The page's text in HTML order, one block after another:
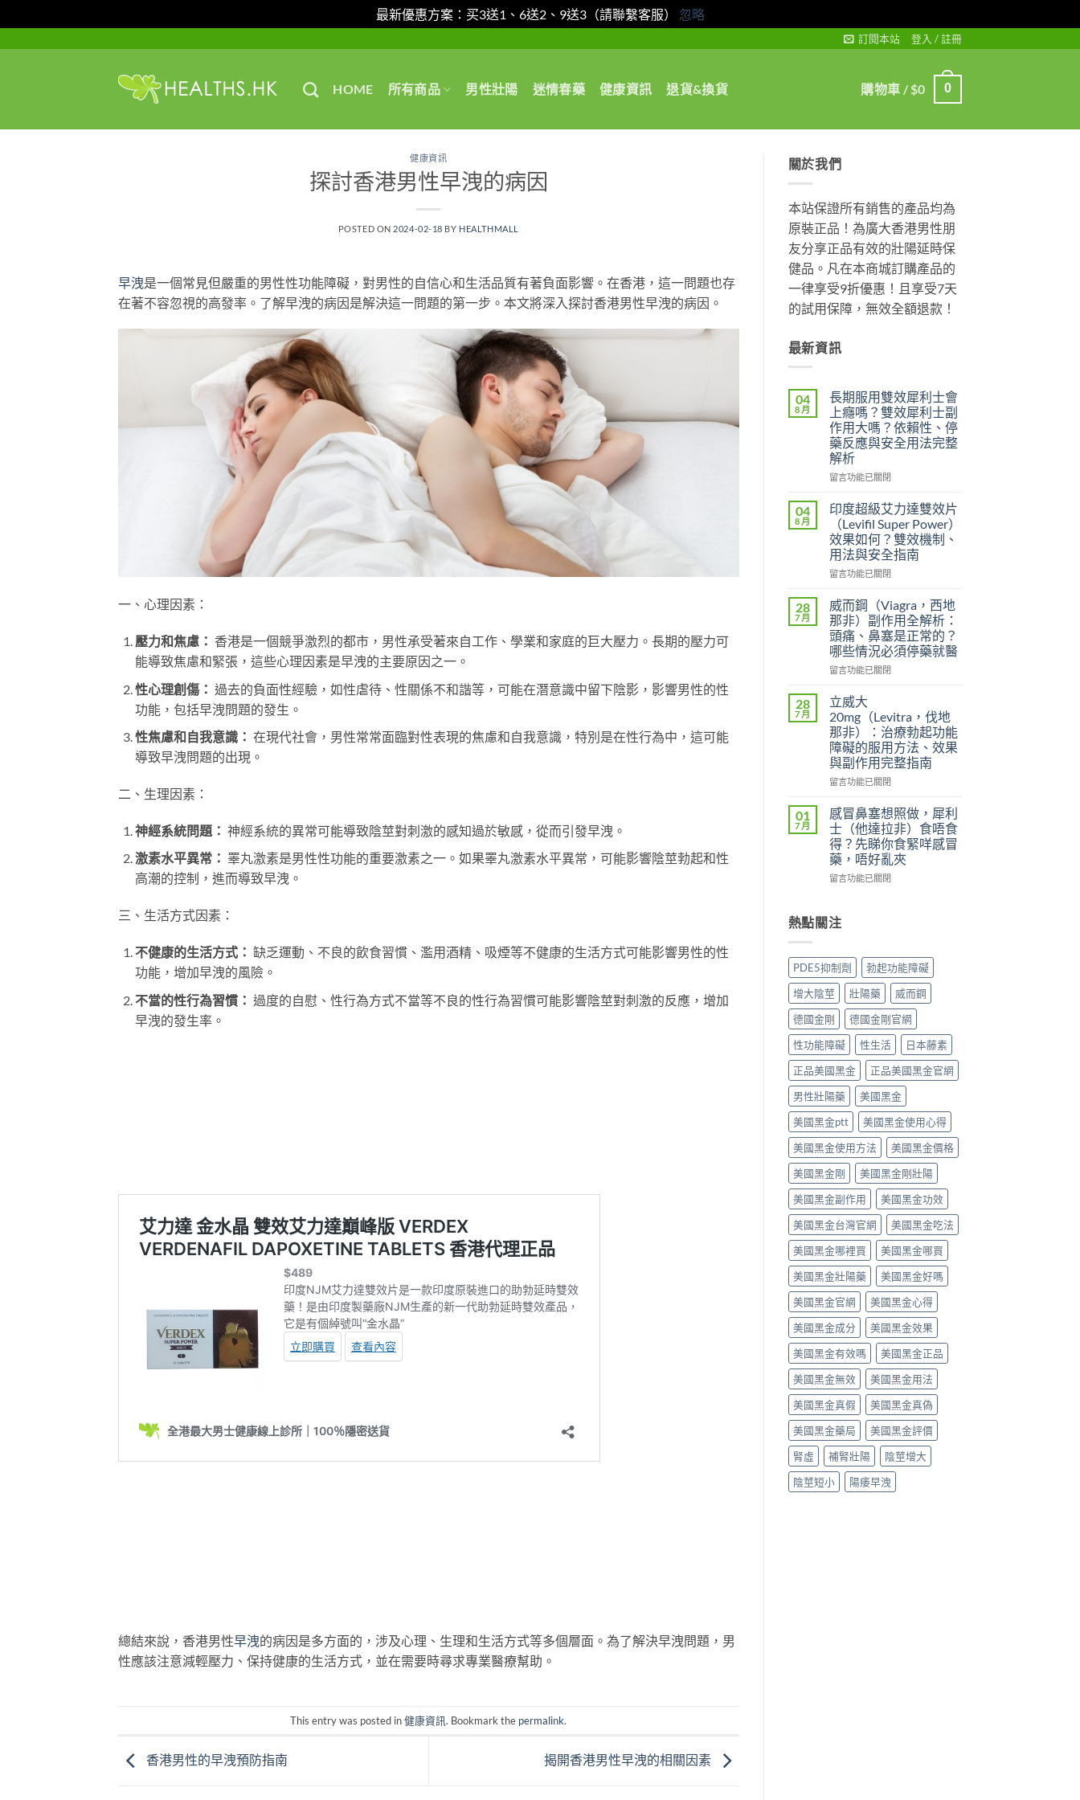
最新優惠方案：买3送1、6送2、9送3（請聯繫客服） 忽略
訂閱本站 登入 / 註冊
HOME 所有商品 男性壯陽 迷情春藥 健康資訊 退貨&換貨 購物車 /$0 0
健康資訊
探討香港男性早洩的病因
POSTED ON 2024-02-18 BY HEALTHMALL
早洩是一個常見但嚴重的男性性功能障礙，對男性的自信心和生活品質有著負面影響。在香港，這一問題也存
在著不容忽視的高發率。了解早洩的病因是解決這一問題的第一步。本文將深入探討香港男性早洩的病因。
一、心理因素：
壓力和焦慮： 香港是一個競爭激烈的都市，男性承受著來自工作、學業和家庭的巨大壓力。長期的壓力可
能導致焦慮和緊張，這些心理因素是早洩的主要原因之一。
性心理創傷： 過去的負面性經驗，如性虐待、性關係不和諧等，可能在潛意識中留下陰影，影響男性的性
功能，包括早洩問題的發生。
性焦慮和自我意識： 在現代社會，男性常常面臨對性表現的焦慮和自我意識，特別是在性行為中，這可能
導致早洩問題的出現。
二、生理因素：
神經系統問題： 神經系統的異常可能導致陰莖對刺激的感知過於敏感，從而引發早洩。
激素水平異常： 睪丸激素是男性性功能的重要激素之一。如果睪丸激素水平異常，可能影響陰莖勃起和性
高潮的控制，進而導致早洩。
三、生活方式因素：
不健康的生活方式： 缺乏運動、不良的飲食習慣、濫用酒精、吸煙等不健康的生活方式可能影響男性的性
功能，增加早洩的風險。
不當的性行為習慣： 過度的自慰、性行為方式不當等不良的性行為習慣可能影響陰莖對刺激的反應，增加
早洩的發生率。
總結來說，香港男性早洩的病因是多方面的，涉及心理、生理和生活方式等多個層面。為了解決早洩問題，男
性應該注意減輕壓力、保持健康的生活方式，並在需要時尋求專業醫療幫助。
This entry was posted in健康資訊. Bookmark the permalink.
香港男性的早洩預防指南 揭開香港男性早洩的相關因素
關於我們
本站保證所有銷售的產品均為
原裝正品！為廣大香港男性朋
友分享正品有效的壯陽延時保
健品。凡在本商城訂購產品的
一律享受9折優惠！且享受7天
的試用保障，無效全額退款！
最新資訊
04
8 月
長期服用雙效犀利士會
上癮嗎？雙效犀利士副
作用大嗎？依賴性、停
藥反應與安全用法完整
解析
在
期
服
用
雙
效
犀
士
會
上
癮
嗎？
雙
犀
利
士
副
作
用
大
賴
性、
停
藥
反
安
全
完
整
解
析〉
中
留言功能已關閉
04
8 月
印度超級艾力達雙效片
（Levifil Super Power）
效果如何？雙效機制、
用法與安全指南
在
度
超
級
艾
力
達
效
片
（Levifil
Super
Power）
效
果
何？
雙
效
機
制、
用
安
全
南〉
中
留言功能已關閉
28
7 月
威而鋼（Viagra，西地
那非）副作用全解析：
頭痛、鼻塞是正常的？
哪些情況必須停藥就醫
在
而
鋼
（Viagra，
西
地
那
非）
用
全
解
析：
頭
塞
是
常
的？
哪
些
情
況
必
須
停
藥
就
醫〉
中
留言功能已關閉
28
7 月
立威大
20mg（Levitra，伐地
那非）：治療勃起功能
障礙的服用方法、效果
與副作用完整指南
在
威
大
20mg（Levitra，
伐
地
那
療
勃
功
能
障
礙
的
服
用
方
法、
效
果
與
副
作
用
完
整
指
南〉
中
留言功能已關閉
01
7 月
感冒鼻塞想照做，犀利
士（他達拉非）食唔食
得？先睇你食緊咩感冒
藥，唔好亂夾
在
鼻
塞
照
做，
犀
利
士
（他
達
拉
非）
食
唔
食
得？
先
睇
你
食
緊
咩
感
冒
藥，
唔
好
亂
夾〉
中
留言功能已關閉
熱點關注
PDE5抑制劑
勃起功能障礙
增大陰莖
壯陽藥
威而鋼
德國金剛
德國金剛官網
性功能障礙
性生活
日本藤素
正品美國黑金
正品美國黑金官網
男性壯陽藥
美國黑金
美國黑金ptt
美國黑金使用心得
美國黑金使用方法
美國黑金價格
美國黑金剛
美國黑金剛壯陽
美國黑金副作用
美國黑金功效
美國黑金台灣官網
美國黑金吃法
美國黑金哪裡買
美國黑金哪買
美國黑金壯陽藥
美國黑金好嗎
美國黑金官網
美國黑金心得
美國黑金成分
美國黑金效果
美國黑金有效嗎
美國黑金正品
美國黑金無效
美國黑金用法
美國黑金真假
美國黑金真偽
美國黑金藥局
美國黑金評價
腎虛
補腎壯陽
陰莖增大
陰莖短小
陽痿早洩